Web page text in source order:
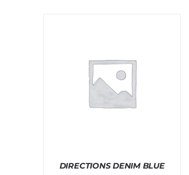
DIRECTIONS DENIM BLUE